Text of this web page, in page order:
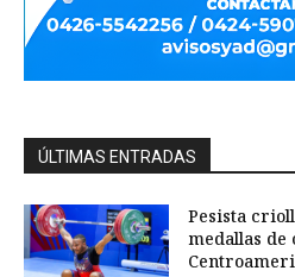
ÚLTIMAS ENTRADAS
Pesista
medallas de